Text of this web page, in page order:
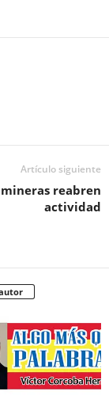
Artículo siguiente
mineras reabren
actividad